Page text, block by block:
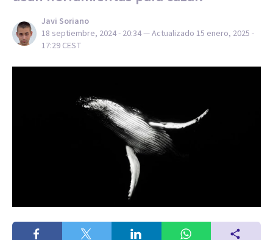
Javi Soriano
18 septiembre, 2024 - 20:34— Actualizado 15 enero, 2025 -
17:29 CEST